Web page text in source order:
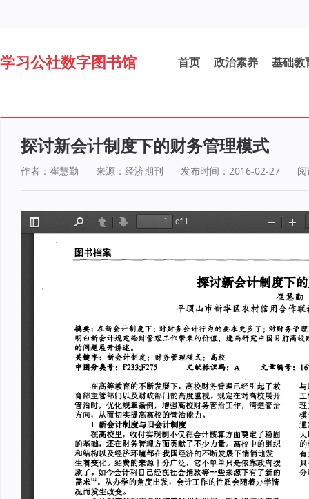
学习公社数字图书馆 首页 政治素养 基础教
探讨新会计制度下的财务管理模式
作者：崔慧勤 来源：经济期刊 发布时间：2016-02-27